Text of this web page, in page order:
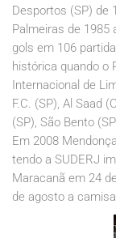
Desportos (SP) de
Palmeiras de 1985
gols em 106
histórica quando o
Internacional de
F.C. (SP), Al Saad
(SP), São Bento
Em 2008
tendo a SUDERJ
Maracanã em 24
de agosto a